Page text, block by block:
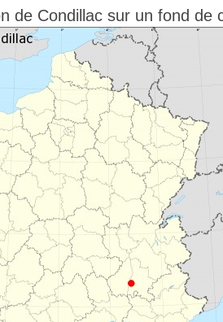
de Condillac sur un fond de